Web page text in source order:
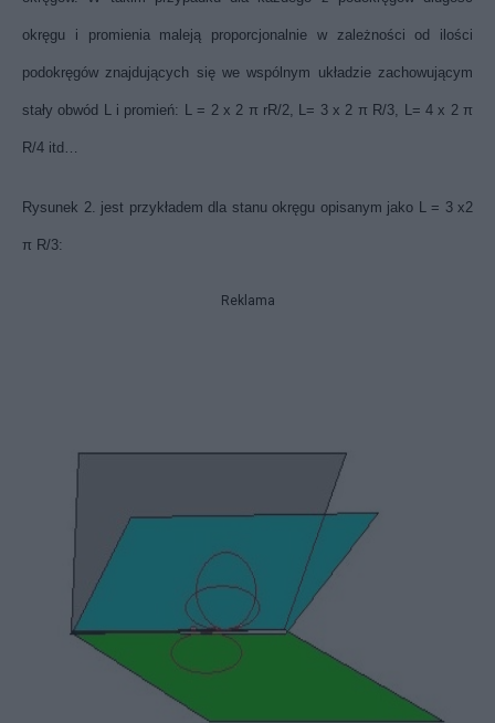
okręgu i promienia maleją proporcjonalnie w zależności od ilości
podokręgów znajdujących się we wspólnym układzie zachowującym
stały obwód L i promień: L = 2 x 2 π rR/2, L= 3 x 2 π R/3, L= 4 x 2 π
R/4 itd…
Rysunek 2. jest przykładem dla stanu okręgu opisanym jako L = 3 x2
π R/3:
Reklama